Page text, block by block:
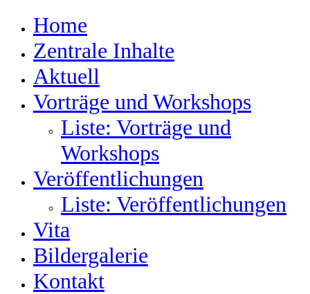
Home
Zentrale Inhalte
Aktuell
Vorträge und Workshops
Liste: Vorträge und
Workshops
Veröffentlichungen
Liste: Veröffentlichungen
Vita
Bildergalerie
Kontakt